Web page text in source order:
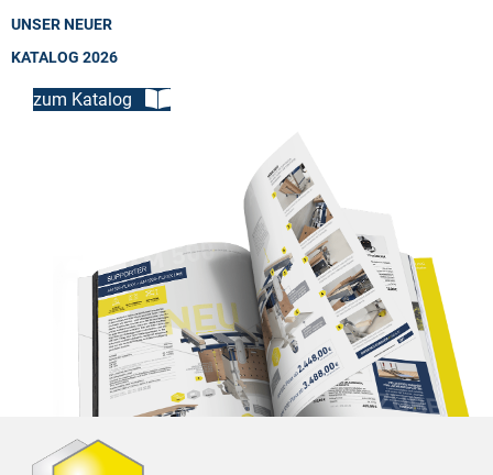
UNSER NEUER
KATALOG 2026
zum Katalog